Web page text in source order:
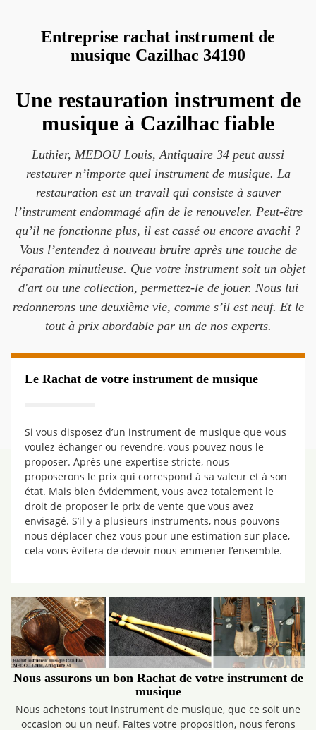
Entreprise rachat instrument de
musique Cazilhac 34190
Une restauration instrument de
musique à Cazilhac fiable
Luthier, MEDOU Louis, Antiquaire 34 peut aussi
restaurer n’importe quel instrument de musique. La
restauration est un travail qui consiste à sauver
l’instrument endommagé afin de le renouveler. Peut-être
qu’il ne fonctionne plus, il est cassé ou encore avachi ?
Vous l’entendez à nouveau bruire après une touche de
réparation minutieuse. Que votre instrument soit un objet
d'art ou une collection, permettez-le de jouer. Nous lui
redonnerons une deuxième vie, comme s’il est neuf. Et le
tout à prix abordable par un de nos experts.
Le Rachat de votre instrument de musique
Si vous disposez d’un instrument de musique que vous
voulez échanger ou revendre, vous pouvez nous le
proposer. Après une expertise stricte, nous
proposerons le prix qui correspond à sa valeur et à son
état. Mais bien évidemment, vous avez totalement le
droit de proposer le prix de vente que vous avez
envisagé. S’il y a plusieurs instruments, nous pouvons
nous déplacer chez vous pour une estimation sur place,
cela vous évitera de devoir nous emmener l’ensemble.
Nous assurons un bon Rachat de votre instrument de
musique
Nous achetons tout instrument de musique, que ce soit une
occasion ou un neuf. Faites votre proposition, nous ferons